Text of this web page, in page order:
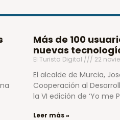
Más de 100
nuevas
El Turista Digital 22
El alcalde de Murcia,
Cooperación al
la VI edición de ‘Yo me
Leer más »